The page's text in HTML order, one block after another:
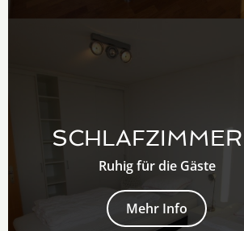
Ruhig für die Gäste
Mehr Info